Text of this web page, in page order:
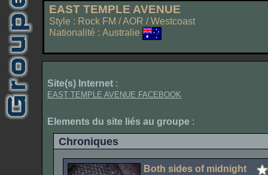
EAST TEMPLE AVENUE
Style : Rock FM / AOR / Westcoast
Nationalité : Australie
Site(s) Internet :
EAST TEMPLE AVENUE FACEBOOK
Elements du site liés au groupe :
Chroniques
Both sides of midnight